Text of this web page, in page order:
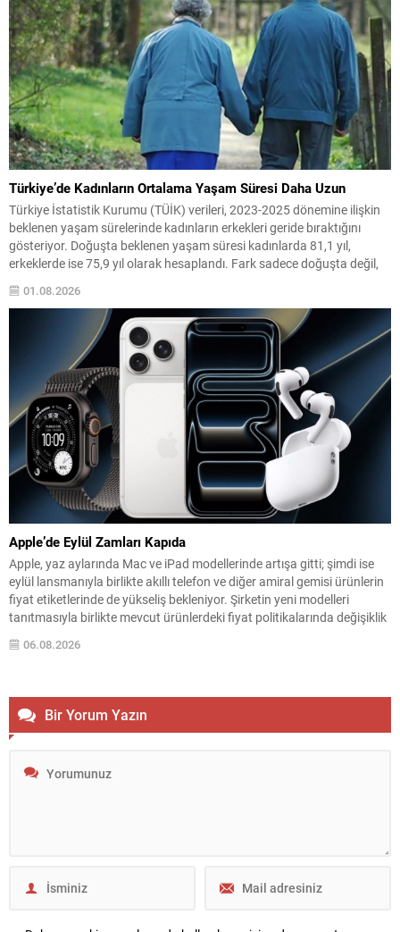
Türkiye’de Kadınların Ortalama Yaşam Süresi Daha Uzun
Türkiye İstatistik Kurumu (TÜİK) verileri, 2023-2025 dönemine ilişkin
beklenen yaşam sürelerinde kadınların erkekleri geride bıraktığını
gösteriyor. Doğuşta beklenen yaşam süresi kadınlarda 81,1 yıl,
erkeklerde ise 75,9 yıl olarak hesaplandı. Fark sadece doğuşta değil,
tüm yaş gruplarında kendini hissettiriyor. Örneğin 15 yaşındaki bir kız
çocuğunun ortalama 67,3 yıl daha yaşaması beklenirken,...
01.08.2026
Apple’de Eylül Zamları Kapıda
Apple, yaz aylarında Mac ve iPad modellerinde artışa gitti; şimdi ise
eylül lansmanıyla birlikte akıllı telefon ve diğer amiral gemisi ürünlerin
fiyat etiketlerinde de yükseliş bekleniyor. Şirketin yeni modelleri
tanıtmasıyla birlikte mevcut ürünlerdeki fiyat politikalarında değişiklik
olabileceği konuşuluyor. İddialara göre özellikle iPhone 18 serisinin
fiyatları dikkat çekici şekilde yükselebilir; bunun...
06.08.2026
Bir Yorum Yazın